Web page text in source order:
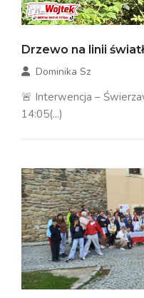
Drzewo na linii
Dominika Sz
🚨 Interwencja –
14:05(...)